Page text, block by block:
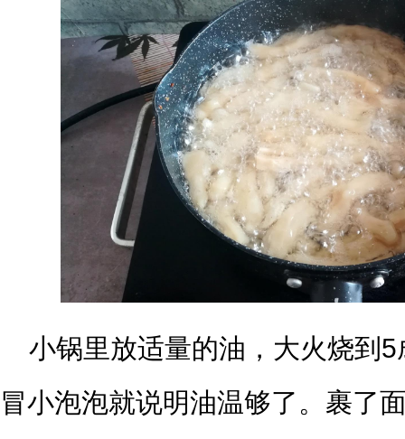
小锅里放适量的油，大火烧到
冒小泡泡就说明油温够了。裹了